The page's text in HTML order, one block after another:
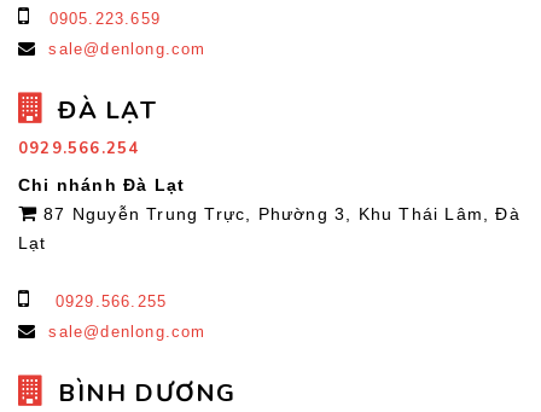
0905.223.659
sale@denlong.com
ĐÀ LẠT
0929.566.254
Chi nhánh Đà Lạt
87 Nguyễn Trung Trực, Phường 3, Khu Thái Lâm, Đà
Lạt
0929.566.255
sale@denlong.com
BÌNH DƯƠNG